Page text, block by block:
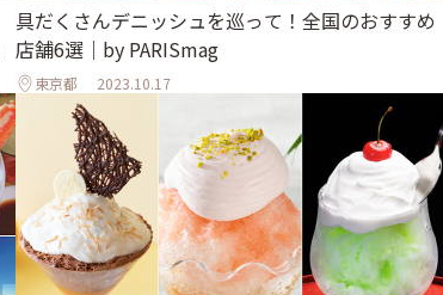
具だくさんデニッシュを巡って！全国のおすすめ
店舗6選｜by PARISmag
東京都 2023.10.17